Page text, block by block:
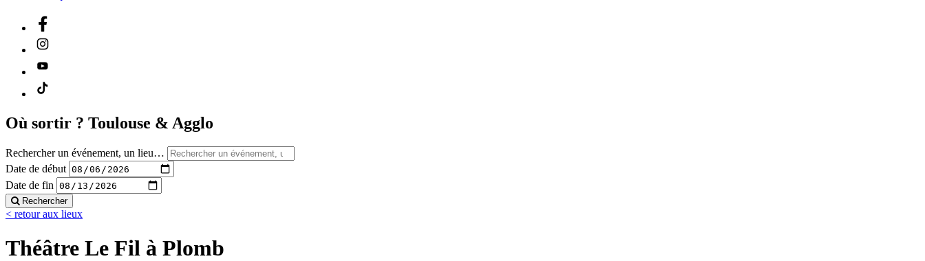
Où sortir ? Toulouse & Agglo
Rechercher un événement, un lieu…
Date de début
Date de fin
Rechercher
< retour aux lieux
Théâtre Le Fil à Plomb